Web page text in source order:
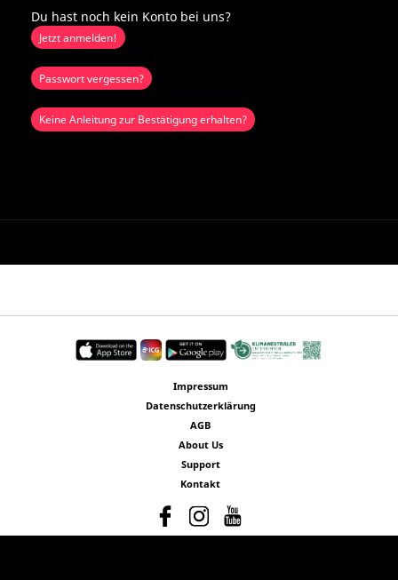
Du hast noch kein Konto bei uns?
Jetzt anmelden!
Passwort vergessen?
Keine Anleitung zur Bestätigung erhalten?
Impressum
Datenschutzerklärung
AGB
About Us
Support
Kontakt